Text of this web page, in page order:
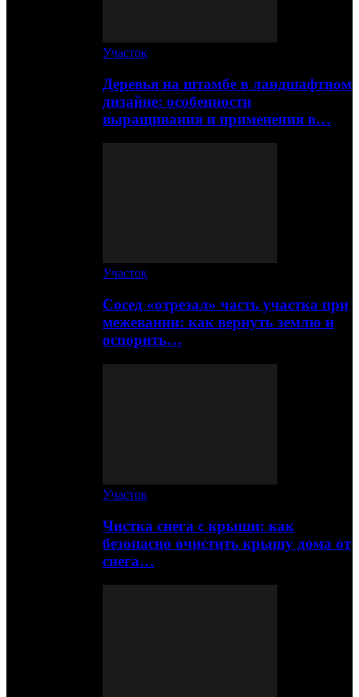
Участок
Деревья на штамбе в ландшафтном
дизайне: особенности
выращивания и применения в…
Участок
Сосед «отрезал» часть участка при
межевании: как вернуть землю и
оспорить…
Участок
Чистка снега с крыши: как
безопасно очистить крышу дома от
снега…